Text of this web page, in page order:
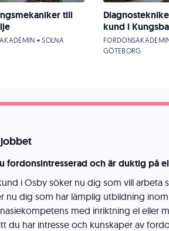
fordonsintresserad och är duktig på
i Osby söker nu dig som vill arbeta
nu dig som har lämplig utbildning
med inriktning el eller
du har intresse och kunskaper av
till
• SOLNA
kund i
GÖTEBORG